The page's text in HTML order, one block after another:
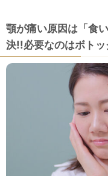
顎が痛い原因は「食
決!!必要なのはボトッ